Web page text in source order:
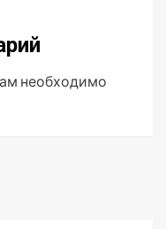
необходимо